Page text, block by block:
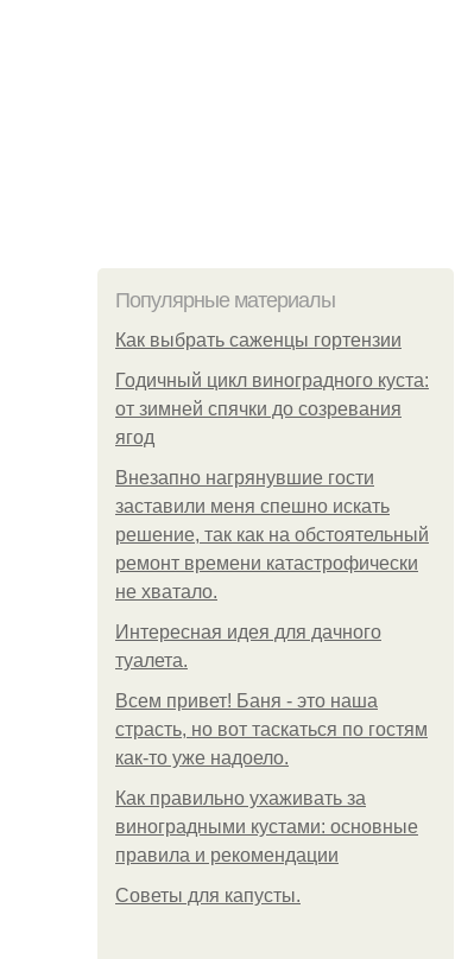
Популярные материалы
Как выбрать саженцы гортензии
Годичный цикл виноградного куста:
от зимней спячки до созревания
ягод
Внезапно нагрянувшие гости
заставили меня спешно искать
решение, так как на обстоятельный
ремонт времени катастрофически
не хватало.
Интересная идея для дачного
туалета.
Всем привет! Баня - это наша
страсть, но вот таскаться по гостям
как-то уже надоело.
Как правильно ухаживать за
виноградными кустами: основные
правила и рекомендации
Советы для капусты.